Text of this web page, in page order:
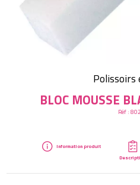
Polissoirs
BLOC MOUSSE
Réf :
Information produit